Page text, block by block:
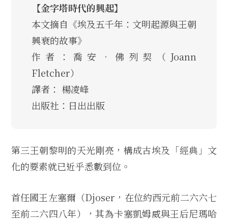
【金字塔時代的興起】
本文摘自《埃及五千年：文明起源與王朝
興衰的故事》
作者：喬安．佛列契（Joann
Fletcher）
譯者： 楊凌峰
出版社：日出出版
第三王朝黎明的天光剛亮，構成古埃及「經典」文
化的要素就已近乎悉數到位。
首任國王左塞爾（Djoser，在位約西元前二六六七
至前二六四八年），其為卡塞凱姆威與王后尼瑪哈